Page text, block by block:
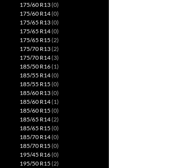
175/60 R13(0)
175/60 R14(0)
175/65 R13(0)
175/65 R14(0)
175/65 R15 (2)
175/70 R13(2)
175/70 R14(3)
185/50 R16(1)
185/55 R14(0)
185/55 R15 (0)
185/60 R13(0)
185/60 R14(1)
185/60 R15 (0)
185/65 R14(2)
185/65 R15 (0)
185/70 R14(0)
185/70 R15 (0)
195/45 R16(0)
195/50 R15 (2)